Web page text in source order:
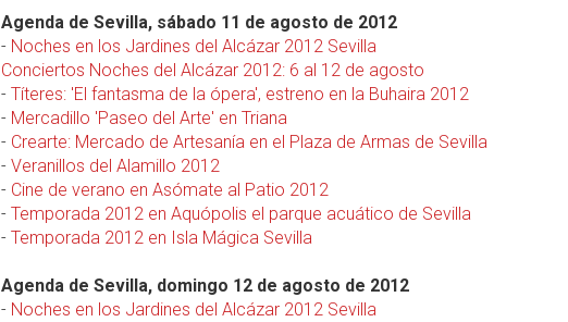
Agenda de Sevilla, sábado 11 de agosto de 2012
- Noches en los Jardines del Alcázar 2012 Sevilla
Conciertos Noches del Alcázar 2012: 6 al 12 de agosto
- Títeres: 'El fantasma de la ópera', estreno en la Buhaira 2012
- Mercadillo 'Paseo del Arte' en Triana
- Crearte: Mercado de Artesanía en el Plaza de Armas de Sevilla
- Veranillos del Alamillo 2012
- Cine de verano en Asómate al Patio 2012
- Temporada 2012 en Aquópolis el parque acuático de Sevilla
- Temporada 2012 en Isla Mágica Sevilla
Agenda de Sevilla, domingo 12 de agosto de 2012
- Noches en los Jardines del Alcázar 2012 Sevilla